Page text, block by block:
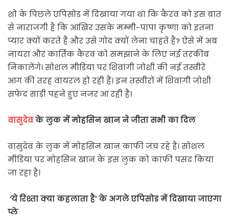
शो के पिछले एपिसोड में दिखाया गया था कि कैरव को इस बात
से नाराजगी है कि आखिर उसके मम्मी-पापा कृष्णा को इतना
प्यार क्यों करते हैं और उसे गोद क्यों लेना चाहते हैं? ऐसे में अब
नायरा और कार्तिक कैरव को समझाने के लिए नई तरकीब
निकालेंगे। सोशल मीडिया पर शिवांगी जोशी की नई तस्वीरें
आग की तरह वायरल हो रही हैं। इन तस्वीरों में शिवांगी जोशी
सफेद साड़ी पहने हुए नजर आ रही हैं।
वासुदेवके लुक में मोहसिन खान ने जीता सभी का दिल
वासुदेव के लुक में मोहसिन खान काफी जंच रहे हैं। सोशल
मीडिया पर मोहसिन खान के इस लुक को काफी पसंद किया
जा रहा है।
‘ये रिश्ता क्या कहलाता है’के अगले एपिसोड में दिखाया जाएगा
प्ले